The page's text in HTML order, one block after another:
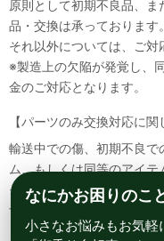
原則として初期不良品、
品・交換は承っております。
それ以外については、ご対
※製造上の欠陥が発覚し、
金のご対応となります。
【パーツのみ交換対応に関
輸送中での傷、初期不良
ム、もしくは同等のアイ
その場合該当部品を着払い
予めご了承ください。
なにかお困りのこ
小さなお悩みもお気